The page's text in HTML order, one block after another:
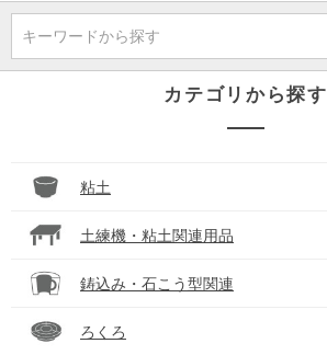
キーワードから探す
カテゴリから探す
粘土
土練機・粘土関連用品
鋳込み・石こう型関連
ろくろ